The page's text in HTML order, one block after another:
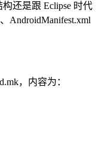
还是跟 Eclipse 时代
AndroidManifest.xml
，内容为：